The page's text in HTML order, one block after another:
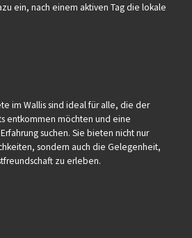
ein, nach einem aktiven Tag die lokale
im Wallis sind ideal für alle, die der
entkommen möchten und eine
suchen. Sie bieten nicht nur
sondern auch die Gelegenheit,
zu erleben.